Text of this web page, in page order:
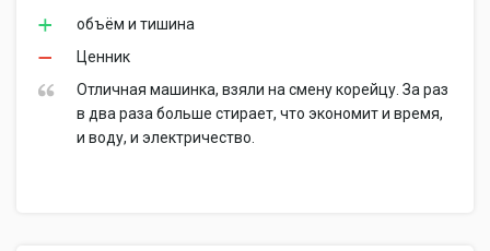
объём и тишина
Ценник
Отличная машинка, взяли на смену корейцу. За раз
в два раза больше стирает, что экономит и время,
и воду, и электричество.